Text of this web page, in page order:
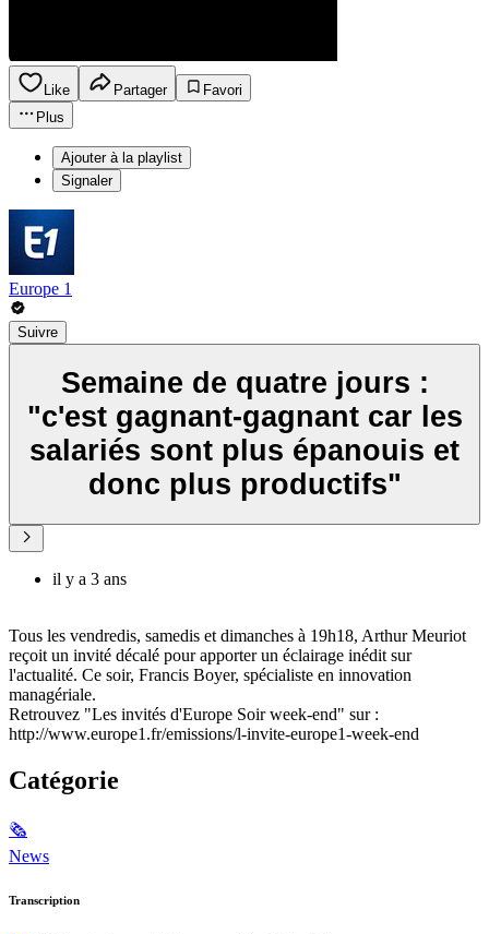
Like Partager
Favori
Plus
Ajouter à la playlist
Signaler
Europe 1
Suivre
Semaine de quatre jours :
"c'est gagnant-gagnant car les
salariés sont plus épanouis et
donc plus productifs"
il y a 3 ans
Tous les vendredis, samedis et dimanches à 19h18, Arthur Meuriot
reçoit un invité décalé pour apporter un éclairage inédit sur
l'actualité. Ce soir, Francis Boyer, spécialiste en innovation
managériale.
Retrouvez "Les invités d'Europe Soir week-end" sur :
http://www.europe1.fr/emissions/l-invite-europe1-week-end
Catégorie
🗞
News
Transcription